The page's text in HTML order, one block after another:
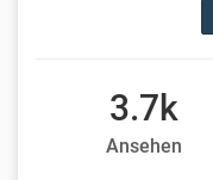
3.7k
Ansehen